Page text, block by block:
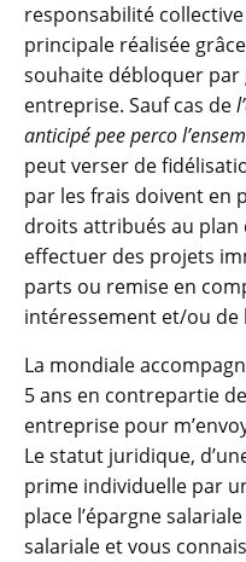
responsabilité
principale réalisée
souhaite débloquer
entreprise. Sauf cas de
anticipé pee perco
peut verser de
par les frais doivent en
droits attribués au plan
effectuer des projets
parts ou remise en
intéressement et/ou de
La mondiale
5 ans en contrepartie
entreprise pour
Le statut juridique,
prime individuelle par
place l’épargne
salariale et vous